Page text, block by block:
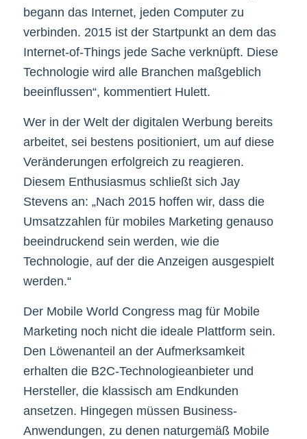
begann das Internet, jeden Computer zu
verbinden. 2015 ist der Startpunkt an dem das
Internet-of-Things jede Sache verknüpft. Diese
Technologie wird alle Branchen maßgeblich
beeinflussen“, kommentiert Hulett.
Wer in der Welt der digitalen Werbung bereits
arbeitet, sei bestens positioniert, um auf diese
Veränderungen erfolgreich zu reagieren.
Diesem Enthusiasmus schließt sich Jay
Stevens an: „Nach 2015 hoffen wir, dass die
Umsatzzahlen für mobiles Marketing genauso
beeindruckend sein werden, wie die
Technologie, auf der die Anzeigen ausgespielt
werden.“
Der Mobile World Congress mag für Mobile
Marketing noch nicht die ideale Plattform sein.
Den Löwenanteil an der Aufmerksamkeit
erhalten die B2C-Technologieanbieter und
Hersteller, die klassisch am Endkunden
ansetzen. Hingegen müssen Business-
Anwendungen, zu denen naturgemäß Mobile